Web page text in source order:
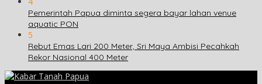
Pemerintah Papua diminta segera bayar lahan venue
aquatic PON
5
Rebut Emas Lari 200 Meter, Sri Maya Ambisi Pecahkah
Rekor Nasional 400 Meter